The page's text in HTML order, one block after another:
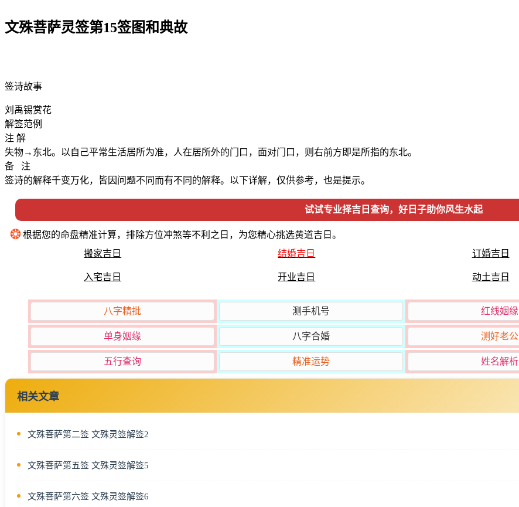
文殊菩萨灵签第15签图和典故
签诗故事
刘禹锡赏花
解签范例
注 解
失物→东北。以自己平常生活居所为准，人在居所外的门口，面对门口，则右前方即是所指的东北。
备 注
签诗的解释千变万化，皆因问题不同而有不同的解释。以下详解，仅供参考，也是提示。
试试专业择吉日查询，好日子助你风生水起
❂根据您的命盘精准计算，排除方位冲煞等不利之日，为您精心挑选黄道吉日。
搬家吉日
结婚吉日 订婚吉日
入宅吉日 开业吉日 动土吉日
八字精批 测手机号 红线姻缘
单身姻缘 八字合婚 测好老公
五行查询 精准运势 姓名解析
相关文章
文殊菩萨第二签 文殊灵签解签2
文殊菩萨第五签 文殊灵签解签5
文殊菩萨第六签 文殊灵签解签6